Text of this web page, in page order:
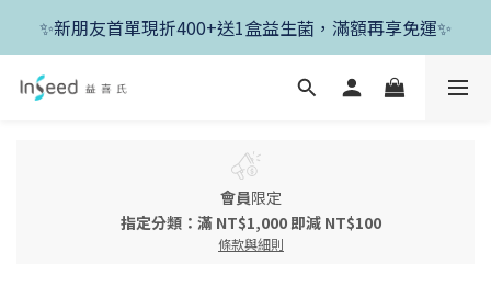
✨新朋友首單現折400+送1盒益生菌，滿額再享免運✨
✨新朋友首單現折400+送1盒益生菌，滿額再享免運✨
✨父親節開跑！好菌任搭8折，滿額加送1盒好菌✨
會員限定
指定分類：滿 NT$1,000 即減 NT$100
條款與細則